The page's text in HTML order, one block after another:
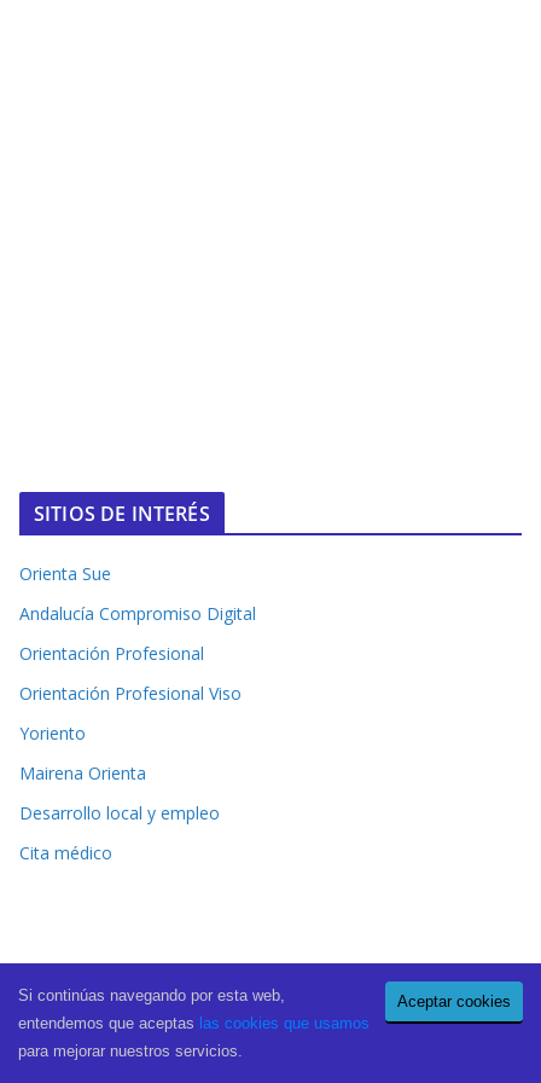
SITIOS DE INTERÉS
Orienta Sue
Andalucía Compromiso Digital
Orientación Profesional
Orientación Profesional Viso
Yoriento
Mairena Orienta
Desarrollo local y empleo
Cita médico
Copyright © 2026 El Periódico de Mairena
. All rights reserved.
Theme:
ColorMag Pro by ThemeGrill. Powered by
Aceptar cookies
Si continúas navegando por esta web,
entendemos que aceptas las cookies que usamos
para mejorar nuestros servicios.